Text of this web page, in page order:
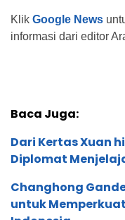
Klik Google News
informasi dari editor
Baca Juga:
Dari Kertas Xuan
Diplomat
Changhong
untuk